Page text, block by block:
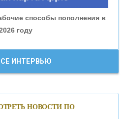
БАНК»
способы пополнения в
году
ИНТЕРВЬЮ
НОВОСТИ ПО